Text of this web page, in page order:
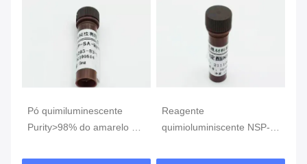
Pó quimiluminescente
Purity>98% do amarelo do
CAS199293-83-9
Reagente
quimioluminiscente NSP-
amarelo ou sólido